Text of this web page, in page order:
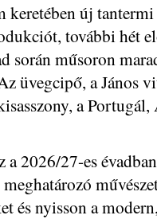
új
további hét
során műsoron
üvegcipő, a János
a
2026/27-es
és nyisson a